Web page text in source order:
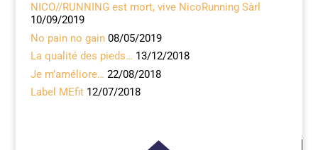
NICO//RUNNING est mort, vive NicoRunning Sàrl
10/09/2019
No pain no gain 08/05/2019
La qualité des pieds… 13/12/2018
Je m’améliore… 22/08/2018
Label MEfit 12/07/2018